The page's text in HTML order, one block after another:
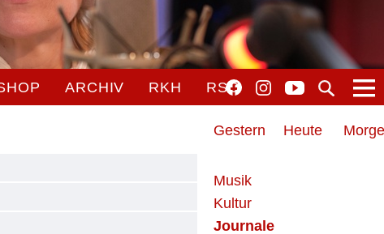
ARCHIV RKH RSO
Gestern Heute
Musik
Kultur
Journale